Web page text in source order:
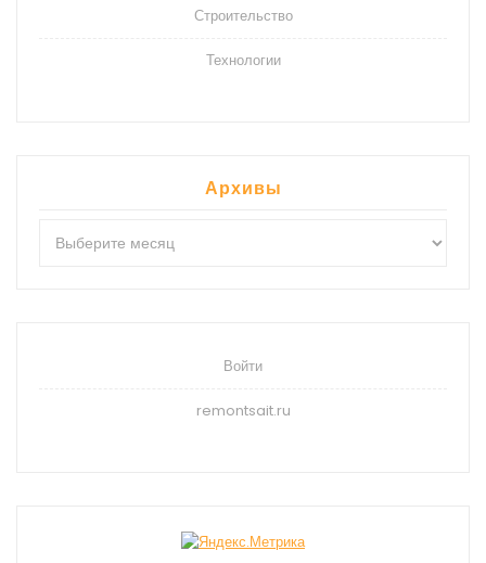
Строительство
Технологии
Архивы
Войти
remontsait.ru